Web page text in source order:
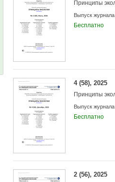
Принципы
Выпуск журнала
Бесплатно
4 (58), 2025
Принципы
Выпуск журнала
Бесплатно
2 (56), 2025